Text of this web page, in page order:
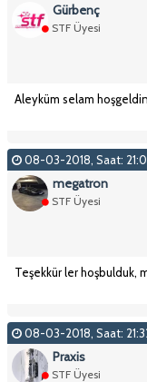
Gürbenç
STF Üyesi
Aleyküm selam
08-03-2018, Saat:
megatron
STF Üyesi
Teşekkür ler hoşbulduk,
08-03-2018, Saat:
Praxis
STF Üyesi